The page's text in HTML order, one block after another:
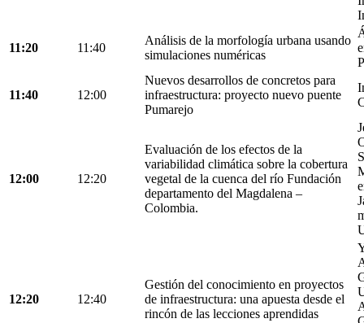
11:20 11:40
Análisis de la morfología urbana usando
simulaciones numéricas
11:40 12:00
Nuevos desarrollos de concretos para
infraestructura: proyecto nuevo puente
Pumarejo
12:00 12:20
Evaluación de los efectos de la
variabilidad climática sobre la cobertura
vegetal de la cuenca del río Fundación
departamento del Magdalena –
Colombia.
12:20 12:40
Gestión del conocimiento en proyectos
de infraestructura: una apuesta desde el
rincón de las lecciones aprendidas